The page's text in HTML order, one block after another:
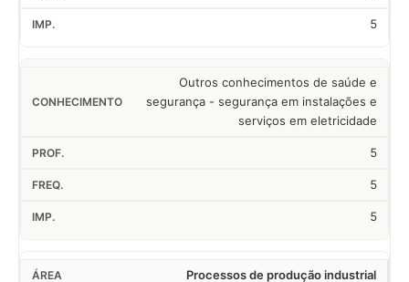
5
Outros conhecimentos de saúde e
segurança - segurança em instalações e
serviços em eletricidade
5
5
5
Processos de produção industrial